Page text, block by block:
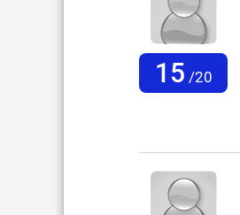
15 /20